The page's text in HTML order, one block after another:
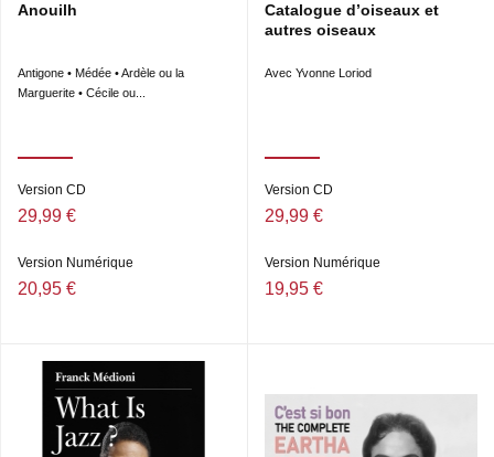
Anouilh
Antigone • Médée • Ardèle ou la
Marguerite • Cécile ou...
Version CD
29,99 €
Version Numérique
20,95 €
Catalogue d’oiseaux et
autres oiseaux
Avec Yvonne Loriod
Version CD
29,99 €
Version Numérique
19,95 €